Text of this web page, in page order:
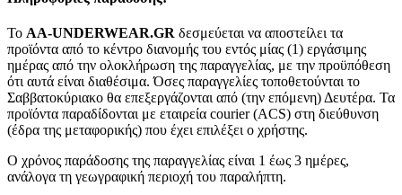
To AA-UNDERWEAR.GR δεσμεύεται να αποστείλει τα
προϊόντα από το κέντρο διανομής του εντός μίας (1) εργάσιμης
ημέρας από την ολοκλήρωση της παραγγελίας, με την προϋπόθεση
ότι αυτά είναι διαθέσιμα. Όσες παραγγελίες τοποθετούνται το
Σαββατοκύριακο θα επεξεργάζονται από (την επόμενη) Δευτέρα. Τα
προϊόντα παραδίδονται με εταιρεία courier (ACS) στη διεύθυνση
(έδρα της μεταφορικής) που έχει επιλέξει ο χρήστης.
Ο χρόνος παράδοσης της παραγγελίας είναι 1 έως 3 ημέρες,
ανάλογα τη γεωγραφική περιοχή του παραλήπτη.